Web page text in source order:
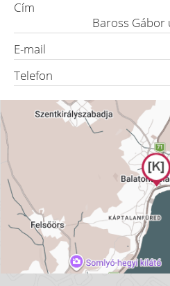
Cím
Baross Gábor
E-mail
Telefon